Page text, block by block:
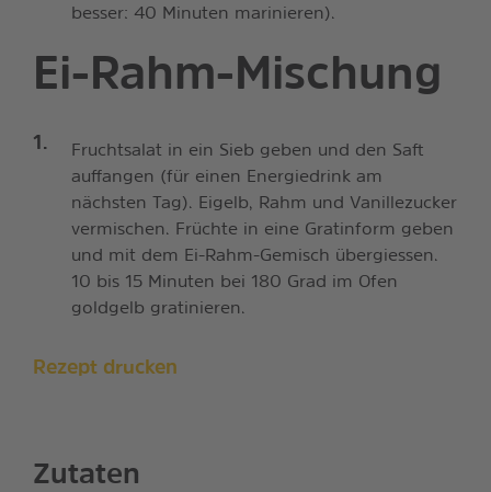
besser: 40 Minuten marinieren).
Ei-Rahm-Mischung
Fruchtsalat in ein Sieb geben und den Saft
auffangen (für einen Energiedrink am
nächsten Tag). Eigelb, Rahm und Vanillezucker
vermischen. Früchte in eine Gratinform geben
und mit dem Ei-Rahm-Gemisch übergiessen.
10 bis 15 Minuten bei 180 Grad im Ofen
goldgelb gratinieren.
Rezept drucken
Zutaten